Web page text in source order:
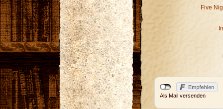
Five
Als Mail versenden